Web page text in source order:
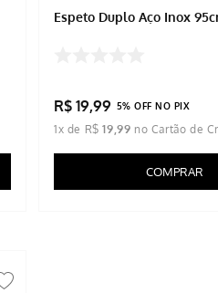
Espeto Duplo Aço Inox
R$ 19,99 5% OFF NO PIX
1x de R$ 19,99
COMPRAR